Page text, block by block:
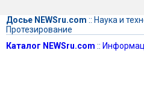
Досье NEWSru.com :: Наука и
Протезирование
Каталог NEWSru.com ::